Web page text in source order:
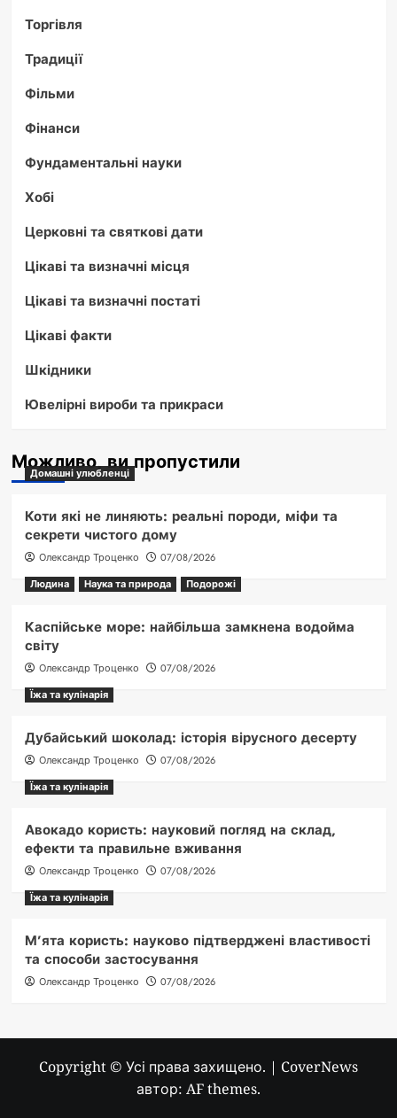
Торгівля
Традиції
Фільми
Фінанси
Фундаментальні науки
Хобі
Церковні та святкові дати
Цікаві та визначні місця
Цікаві та визначні постаті
Цікаві факти
Шкідники
Ювелірні вироби та прикраси
Можливо, ви пропустили
Домашні улюбленці
Коти які не линяють: реальні породи, міфи та
секрети чистого дому
Олександр Троценко
07/08/2026
Людина
Наука та природа Подорожі
Каспійське море: найбільша замкнена водойма
світу
Олександр Троценко
07/08/2026
Їжа та кулінарія
Дубайський шоколад: історія вірусного десерту
Олександр Троценко
07/08/2026
Їжа та кулінарія
Авокадо користь: науковий погляд на склад,
ефекти та правильне вживання
Олександр Троценко
07/08/2026
Їжа та кулінарія
М’ята користь: науково підтверджені властивості
та способи застосування
Олександр Троценко 07/08/2026
Copyright © Усі права захищено. | CoverNews
автор: AF themes.